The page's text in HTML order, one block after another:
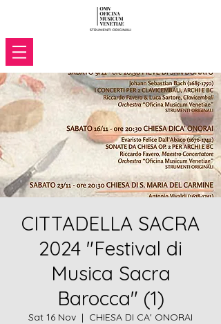
CITTADELLA SACRA
2024 "Festival di
Musica Sacra
Barocca" (1)
Sat 16 Nov
  |
CHIESA DI CA' ONORAI